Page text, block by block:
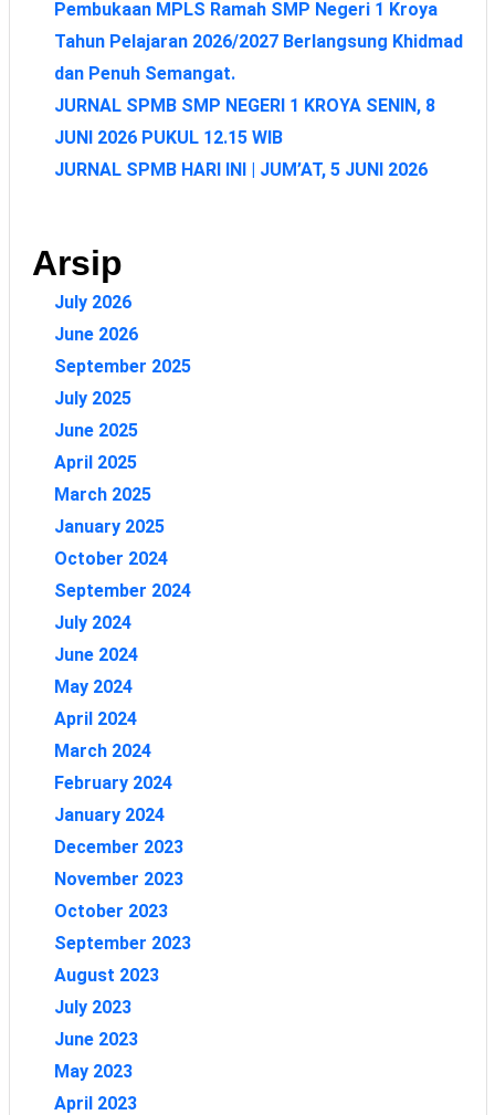
Pembukaan MPLS Ramah SMP Negeri 1 Kroya
Tahun Pelajaran 2026/2027 Berlangsung Khidmad
dan Penuh Semangat.
JURNAL SPMB SMP NEGERI 1 KROYA SENIN, 8
JUNI 2026 PUKUL 12.15 WIB
JURNAL SPMB HARI INI | JUM’AT, 5 JUNI 2026
Arsip
July 2026
June 2026
September 2025
July 2025
June 2025
April 2025
March 2025
January 2025
October 2024
September 2024
July 2024
June 2024
May 2024
April 2024
March 2024
February 2024
January 2024
December 2023
November 2023
October 2023
September 2023
August 2023
July 2023
June 2023
May 2023
April 2023